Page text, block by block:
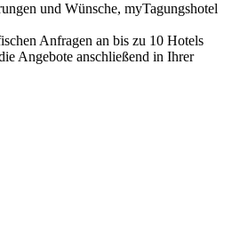
und Wünsche, myTagungshotel
Anfragen an bis zu 10 Hotels
Angebote anschließend in Ihrer